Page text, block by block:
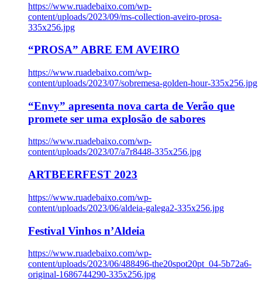
https://www.ruadebaixo.com/wp-
content/uploads/2023/09/ms-collection-aveiro-prosa-
335x256.jpg
“PROSA” ABRE EM AVEIRO
https://www.ruadebaixo.com/wp-
content/uploads/2023/07/sobremesa-golden-hour-335x256.jpg
“Envy” apresenta nova carta de Verão que
promete ser uma explosão de sabores
https://www.ruadebaixo.com/wp-
content/uploads/2023/07/a7r8448-335x256.jpg
ARTBEERFEST 2023
https://www.ruadebaixo.com/wp-
content/uploads/2023/06/aldeia-galega2-335x256.jpg
Festival Vinhos n’Aldeia
https://www.ruadebaixo.com/wp-
content/uploads/2023/06/488496-the20spot20pt_04-5b72a6-
original-1686744290-335x256.jpg